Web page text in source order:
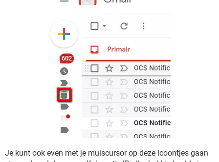
Je kunt ook even met je muiscursor op deze icoontjes gaan